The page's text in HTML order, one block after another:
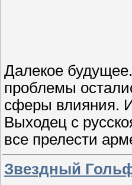
Далекое
проблемы
сферы влияния.
Выходец с
все прелести
Звездный